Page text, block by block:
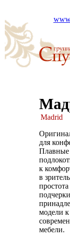
Madrid
для
к
в
модели к
мебели.